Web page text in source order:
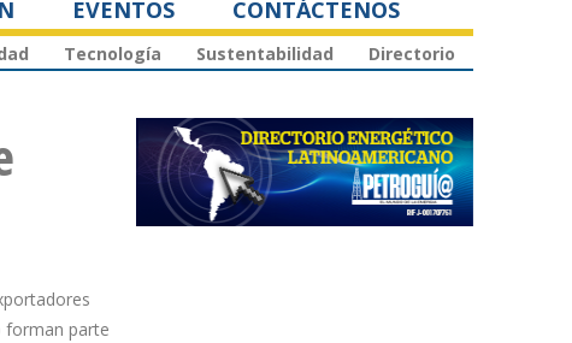
EVENTOS CONTÁCTENOS
Tecnología Sustentabilidad Directorio
forman parte